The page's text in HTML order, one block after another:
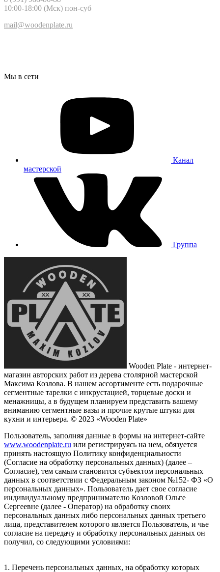
10:00-18:00 (Мск) пон-суб
mail@woodenplate.ru
Мы в сети
Канал
мастерской
Группа
Wooden Plate - интернет-
магазин авторских работ из дерева столярной мастерской
Максима Козлова. В нашем ассортименте есть подарочные
сегментные тарелки с инкрустацией, торцевые доски и
менажницы, а в будущем планируем представить вашему
вниманию сегментные вазы и прочие крутые штуки для
кухни и интерьера. © 2023 «Wooden Plate»
Пользователь, заполняя данные в формы на интернет-сайте
www.woodenplate.ru или регистрируясь на нем, обязуется
принять настоящую Политику конфиденциальности
(Согласие на обработку персональных данных) (далее –
Согласие), тем самым становится субъектом персональных
данных в соответствии с Федеральным законом №152- ФЗ «О
персональных данных». Пользователь дает свое согласие
индивидуальному предпринимателю Козловой Ольге
Сергеевне (далее - Оператор) на обработку своих
персональных данных либо персональных данных третьего
лица, представителем которого является Пользователь, и чье
согласие на передачу и обработку персональных данных он
получил, со следующими условиями:
1. Перечень персональных данных, на обработку которых